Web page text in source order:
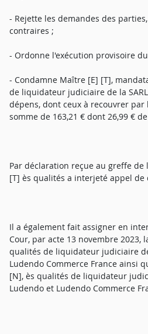
- Rejette les demandes des
contraires ;
- Ordonne l'exécution provisoire
- Condamne Maître [E] [T],
de liquidateur judiciaire de la SARL
dépens, dont ceux à recouvrer
somme de 163,21 € dont 26,99 € de
Par déclaration reçue au greffe de
[T] ès qualités a interjeté appel de
Il a également fait assigner en
Cour, par acte 13 novembre 2023,
qualités de liquidateur judiciaire
Ludendo Commerce France ainsi
[N], ès qualités de liquidateur
Ludendo et Ludendo Commerce